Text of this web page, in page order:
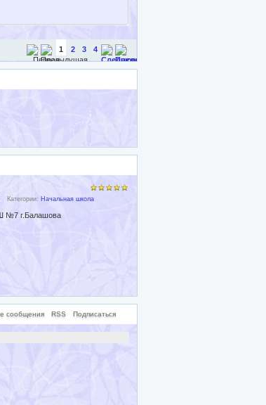
1 2 3 4
Категории: Начальная школа
№7 г.Балашова
сообщения RSS Подписаться